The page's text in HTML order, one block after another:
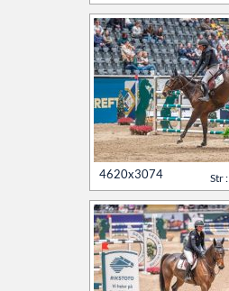
4620x3074 Str :